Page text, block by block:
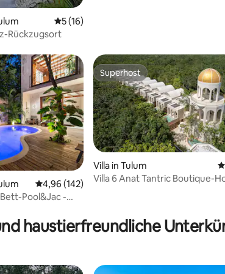
Durchschnittliche Bewertung: 5 von 5,
5 (16)
Rückzugsort
von 5, 3 Bewertungen
Durchschnittliche Bewertung: 4,96 von 5,
4,96 (142)
Pool&Jac -
Superhost
Superhost
Villa in Tulum
Villa 6 Anat Tantric Boutique-
haustierfreundliche